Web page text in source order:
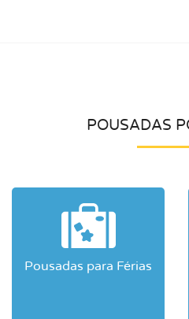
POUSADAS
Pousadas para Férias